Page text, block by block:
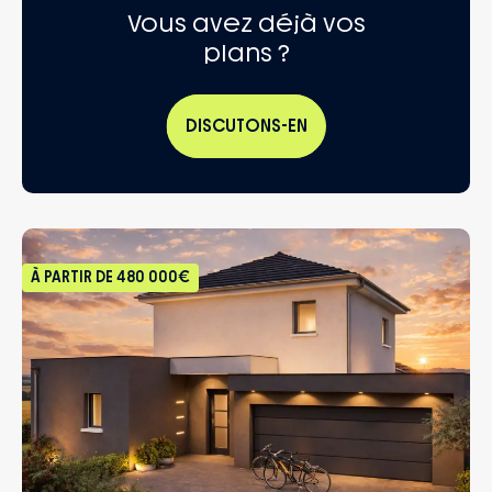
Vous avez déjà vos
plans ?
DISCUTONS-EN
À PARTIR DE 480 000€